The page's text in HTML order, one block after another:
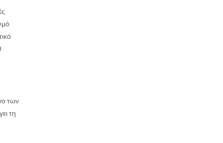
των
τη